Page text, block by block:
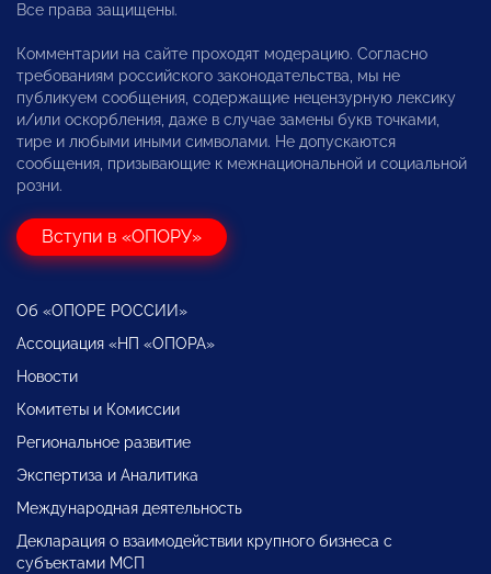
Все права защищены.
Комментарии на сайте проходят модерацию. Согласно
требованиям российского законодательства, мы не
публикуем сообщения, содержащие нецензурную лексику
и/или оскорбления, даже в случае замены букв точками,
тире и любыми иными символами. Не допускаются
сообщения, призывающие к межнациональной и социальной
розни.
Вступи в «ОПОРУ»
Об «ОПОРЕ РОССИИ»
Ассоциация «НП «ОПОРА»
Новости
Комитеты и Комиссии
Региональное развитие
Экспертиза и Аналитика
Международная деятельность
Декларация о взаимодействии крупного бизнеса с
субъектами МСП